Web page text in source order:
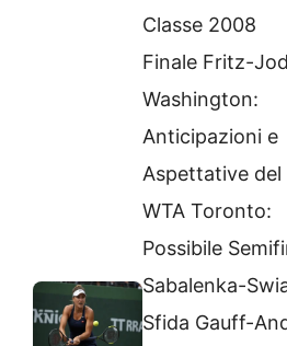
Classe 2008
Finale Fritz-
Washington:
Anticipazioni e
Aspettative del
WTA Toronto:
Possibile
Sabalenka-
Sfida Gauff-